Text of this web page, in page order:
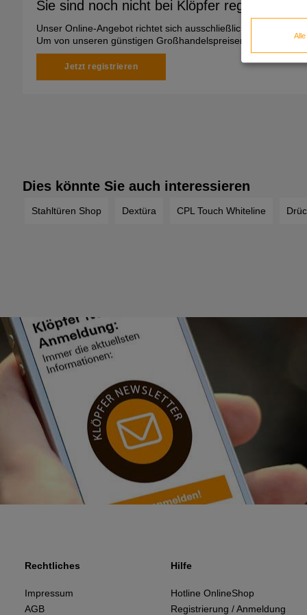
Sie sind noch nicht bei Klöpfer registriert?
Unser Online-Angebot richtet sich ausschließlich an
Um von unseren günstigen Großhandelspreisen zu
Jetzt registrieren
Dies könnte Sie auch interessieren
Stahltüren Shop Dextüra CPL Touch Whiteline
Rechtliches
Impressum
AGB
Hilfe
Hotline OnlineShop
Registrierung / Anmeldung